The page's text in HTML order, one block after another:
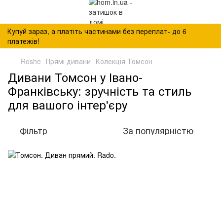
Купуй зараз, а платіть частинами без переплат- до 6
платежів!
Roshe Прямі дивани Колекція Томсон
Дивани Томсон у Івано-
Франківську: зручність та стиль
для вашого інтер'єру
Фільтр За популярністю